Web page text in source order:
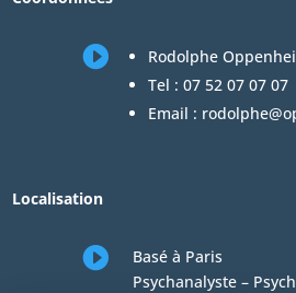

Rodolphe
Tel : 07 52 07 07 07
Email :
Localisation

Basé à Paris
Psychanalyste –